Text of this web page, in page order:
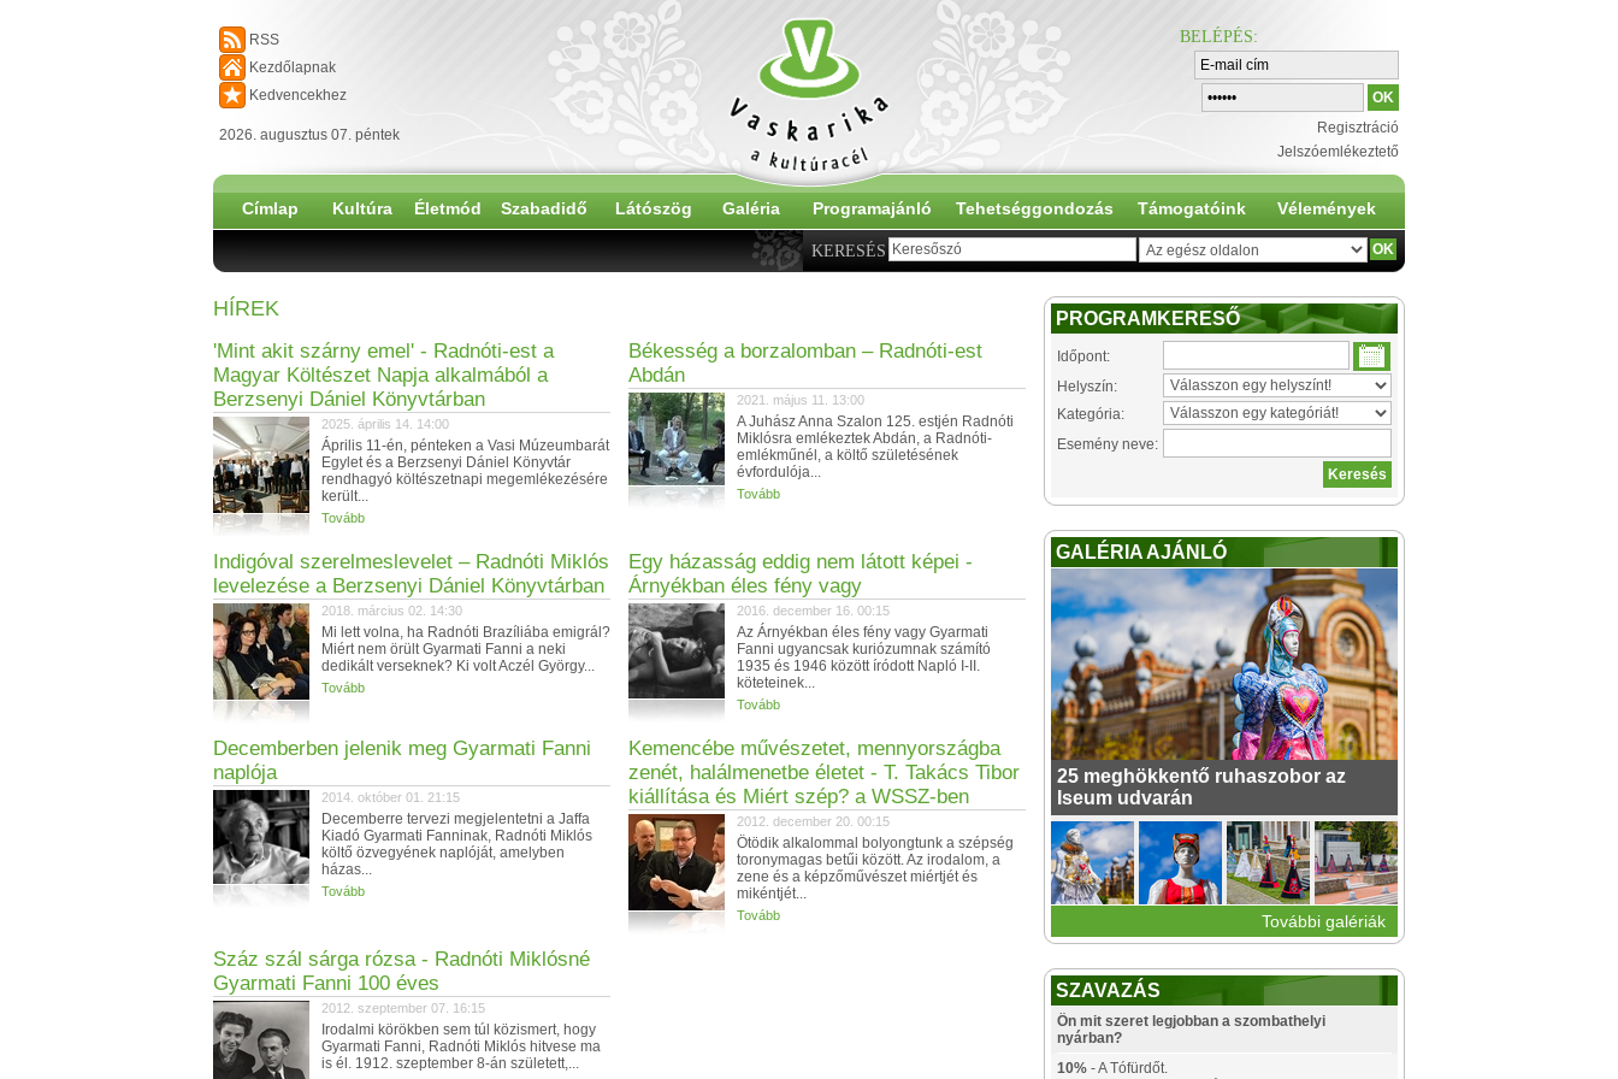
RSS
Kezdőlapnak
Kedvencekhez
2026. augusztus 07. péntek
BELÉPÉS:
Regisztráció
Jelszóemlékeztető
Címlap Kultúra Életmód Szabadidő Látószög Galéria Programajánló Tehetséggondozás Támogatóink Vélemények
KERESÉS
HÍREK
'Mint akit szárny emel' - Radnóti-est a
Magyar Költészet Napja alkalmából a
Berzsenyi Dániel Könyvtárban
2025. április 14. 14:00
Április 11-én, pénteken a Vasi Múzeumbarát
Egylet és a Berzsenyi Dániel Könyvtár
rendhagyó költészetnapi megemlékezésére
került...
Tovább
Békesség a borzalomban – Radnóti-est
Abdán
2021. május 11. 13:00
A Juhász Anna Szalon 125. estjén Radnóti
Miklósra emlékeztek Abdán, a Radnóti-
emlékműnél, a költő születésének
évfordulója...
Tovább
Indigóval szerelmeslevelet – Radnóti Miklós
levelezése a Berzsenyi Dániel Könyvtárban
2018. március 02. 14:30
Mi lett volna, ha Radnóti Brazíliába emigrál?
Miért nem örült Gyarmati Fanni a neki
dedikált verseknek? Ki volt Aczél György...
Tovább
Egy házasság eddig nem látott képei -
Árnyékban éles fény vagy
2016. december 16. 00:15
Az Árnyékban éles fény vagy Gyarmati
Fanni ugyancsak kuriózumnak számító
1935 és 1946 között íródott Napló I-II.
köteteinek...
Tovább
Decemberben jelenik meg Gyarmati Fanni
naplója
2014. október 01. 21:15
Decemberre tervezi megjelentetni a Jaffa
Kiadó Gyarmati Fanninak, Radnóti Miklós
költő özvegyének naplóját, amelyben
házas...
Tovább
Kemencébe művészetet, mennyországba
zenét, halálmenetbe életet - T. Takács Tibor
kiállítása és Miért szép? a WSSZ-ben
2012. december 20. 00:15
Ötödik alkalommal bolyongtunk a szépség
toronymagas betűi között. Az irodalom, a
zene és a képzőművészet miértjét és
mikéntjét...
Tovább
Száz szál sárga rózsa - Radnóti Miklósné
Gyarmati Fanni 100 éves
2012. szeptember 07. 16:15
Irodalmi körökben sem túl közismert, hogy
Gyarmati Fanni, Radnóti Miklós hitvese ma
is él. 1912. szeptember 8-án született,...
PROGRAMKERESŐ
Időpont:
Helyszín:
Kategória:
Esemény neve:
GALÉRIA AJÁNLÓ
25 meghökkentő ruhaszobor az
Iseum udvarán
További galériák
SZAVAZÁS
Ön mit szeret legjobban a szombathelyi
nyárban?
10% - A Tófürdőt.